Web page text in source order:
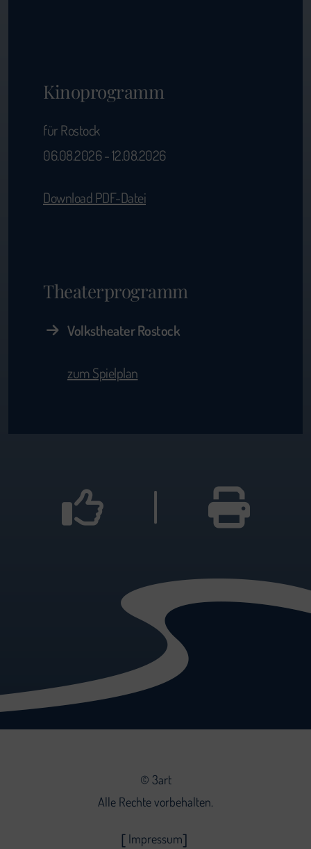
Kinoprogramm
für Rostock
06.08.2026 - 12.08.2026
Download PDF-Datei
Theaterprogramm
Volkstheater Rostock
zum Spielplan
|
© 3art
Alle Rechte vorbehalten.
Impressum